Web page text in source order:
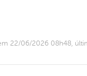
22/06/2026 08h48,